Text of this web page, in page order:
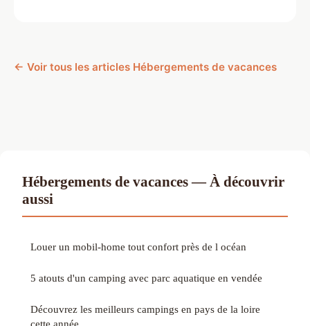
← Voir tous les articles Hébergements de vacances
Hébergements de vacances — À découvrir
aussi
Louer un mobil-home tout confort près de l océan
5 atouts d'un camping avec parc aquatique en vendée
Découvrez les meilleurs campings en pays de la loire
cette année